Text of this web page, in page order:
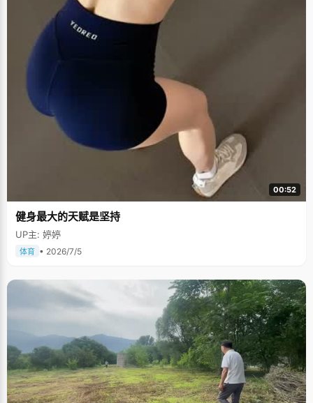
00:52
健身最大的天赋是坚持
UP主: 婷婷
体育 • 2026/7/5